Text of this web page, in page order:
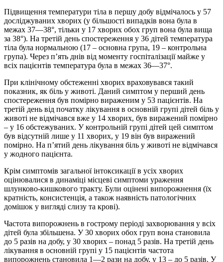
Підвищення температури тіла в першу добу відмічалось у 57
досліджуваних хворих (у більшості випадків вона була в
межах 37—38°, тільки у 17 хворих обох груп вона була вища
за 38°). На третій день спостереження у 36 дітей температура
тіла була нормальною (17 – основна група, 19 – контрольна
група). Через п’ять днів від моменту госпіталізації майже у
всіх пацієнтів температура була в межах 36—37°.
При клінічному обстеженні хворих враховувався такий
показник, як біль у животі. Даний симптом у перший день
спостереження був помірно вираженим у 53 пацієнтів. На
третій день від початку лікування в основній групі дітей біль у
животі не відмічався вже у 14 хворих, був виражений помірно
– у 16 обстежуваних. У контрольній групі дітей цей симптом
був відсутній лише у 11 хворих, у 19 він був виражений
помірно. На п’ятий день лікування біль у животі не відмічався
у жодного пацієнта.
Крім симптомів загальної інтоксикації в усіх хворих
оцінювалися в динаміці місцеві симптоми ураження
шлунково-кишкового тракту. Були оцінені випорожнення (їх
кратність, консистенція, а також наявність патологічних
домішок у вигляді слизу та крові).
Частота випорожнень в гострому періоді захворювання у всіх
дітей була збільшена. У 30 хворих обох груп вона становила
до 5 разів на добу, у 30 хворих – понад 5 разів. На третій день
лікування в основній групі у 15 пацієнтів частота
випорожнень становила 1—2 рази на добу, у 13 – до 5 разів. У